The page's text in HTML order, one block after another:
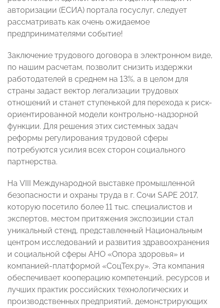
авторизации (ЕСИА) портала госуслуг, следует
рассматривать как очень ожидаемое
предпринимателями событие!
Заключение трудового договора в электронном виде,
по нашим расчетам, позволит снизить издержки
работодателей в среднем на 13%, а в целом для
страны задаст вектор легализации трудовых
отношений и станет ступенькой для перехода к риск-
ориентированной модели контрольно-надзорной
функции. Для решения этих системных задач
реформы регулирования трудовой сферы
потребуются усилия всех сторон социального
партнерства.
На VIII Международной выставке промышленной
безопасности и охраны труда в г. Сочи SAPE 2017,
которую посетило более 11 тыс. специалистов и
экспертов, местом притяжения экспозиции стал
уникальный стенд, представленный Национальным
центром исследований и развития здравоохранения
и социальной сферы АНО «Опора здоровья» и
компанией-платформой «СоцТех.ру». Эта компания
обеспечивает кооперацию компетенций, ресурсов и
лучших практик российских технологических и
производственных предприятий, демонстрирующих